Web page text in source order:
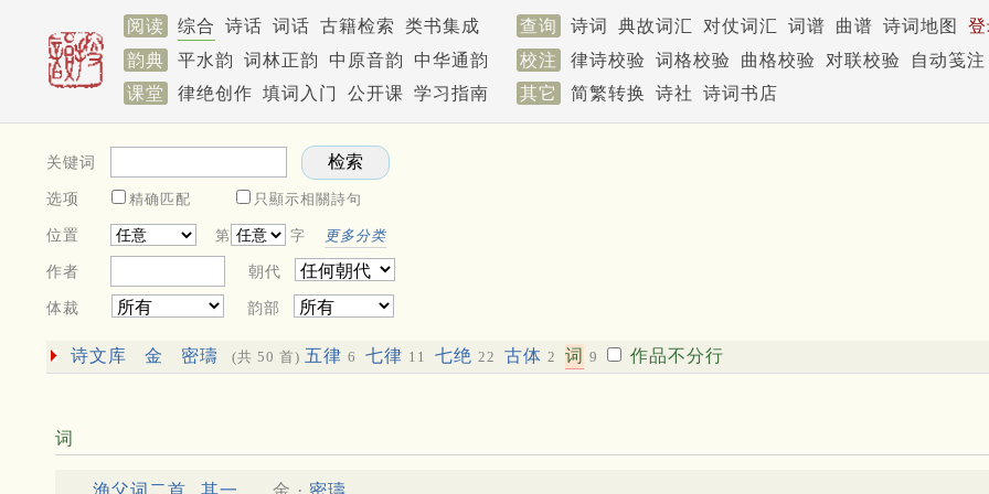
阅读 综合 诗话 词话 古籍检索 类书集成 查询 诗词 典故词汇 对仗词汇 词谱 曲谱 诗词地图
韵典
平水韵 词林正韵 中原音韵 中华通韵 校注 律诗校验 词格校验 曲格校验 对联校验
自动笺注
课堂
律绝创作 填词入门 公开课 学习指南 其它 简繁转换 诗社 诗词书店
关键词
选项 精确匹配 只顯示相關詩句
位置 第 字 更多分类
作者 朝代
体裁 韵部
诗文库 金 密璹 (共 50 首) 五律 6 七律 11 七绝 22 古体 2 词 9 作品不分行
词
渔父词二首 其一 金 · 密璹